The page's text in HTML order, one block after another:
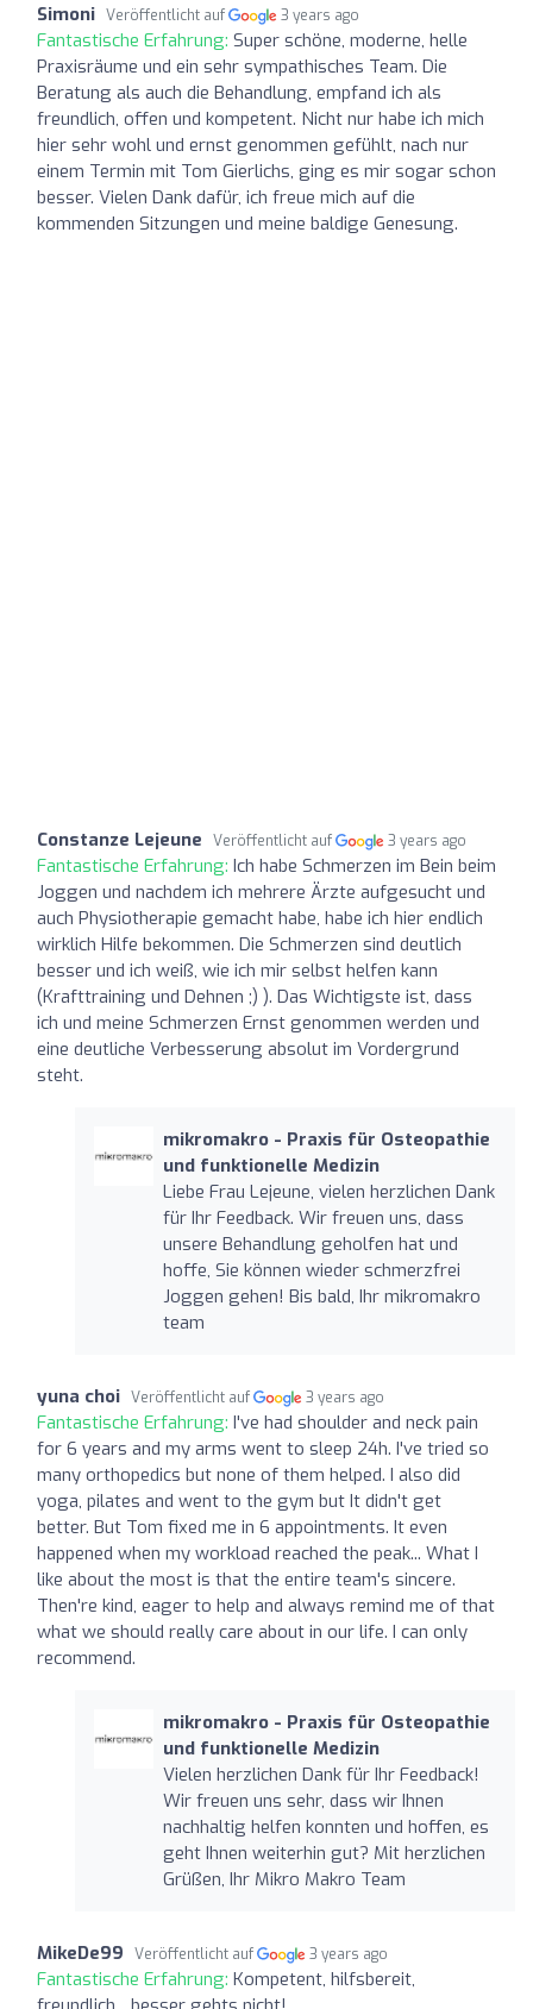
Simoni Veröffentlicht auf 3 years ago
Fantastische Erfahrung: Super schöne, moderne, helle
Praxisräume und ein sehr sympathisches Team. Die
Beratung als auch die Behandlung, empfand ich als
freundlich, offen und kompetent. Nicht nur habe ich mich
hier sehr wohl und ernst genommen gefühlt, nach nur
einem Termin mit Tom Gierlichs, ging es mir sogar schon
besser. Vielen Dank dafür, ich freue mich auf die
kommenden Sitzungen und meine baldige Genesung.
Constanze Lejeune Veröffentlicht auf 3 years ago
Fantastische Erfahrung: Ich habe Schmerzen im Bein beim
Joggen und nachdem ich mehrere Ärzte aufgesucht und
auch Physiotherapie gemacht habe, habe ich hier endlich
wirklich Hilfe bekommen. Die Schmerzen sind deutlich
besser und ich weiß, wie ich mir selbst helfen kann
(Krafttraining und Dehnen ;) ). Das Wichtigste ist, dass
ich und meine Schmerzen Ernst genommen werden und
eine deutliche Verbesserung absolut im Vordergrund
steht.
mikromakro - Praxis für Osteopathie
und funktionelle Medizin
Liebe Frau Lejeune, vielen herzlichen Dank
für Ihr Feedback. Wir freuen uns, dass
unsere Behandlung geholfen hat und
hoffe, Sie können wieder schmerzfrei
Joggen gehen! Bis bald, Ihr mikromakro
team
yuna choi Veröffentlicht auf 3 years ago
Fantastische Erfahrung: I've had shoulder and neck pain
for 6 years and my arms went to sleep 24h. I've tried so
many orthopedics but none of them helped. I also did
yoga, pilates and went to the gym but It didn't get
better. But Tom fixed me in 6 appointments. It even
happened when my workload reached the peak... What I
like about the most is that the entire team's sincere.
Then're kind, eager to help and always remind me of that
what we should really care about in our life. I can only
recommend.
mikromakro - Praxis für Osteopathie
und funktionelle Medizin
Vielen herzlichen Dank für Ihr Feedback!
Wir freuen uns sehr, dass wir Ihnen
nachhaltig helfen konnten und hoffen, es
geht Ihnen weiterhin gut? Mit herzlichen
Grüßen, Ihr Mikro Makro Team
MikeDe99 Veröffentlicht auf 3 years ago
Fantastische Erfahrung: Kompetent, hilfsbereit,